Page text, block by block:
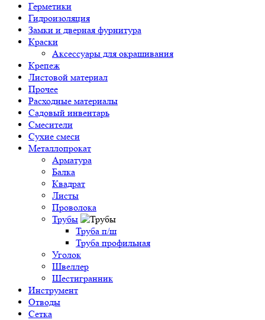
Герметики
Гидроизоляция
Замки и дверная фурнитура
Краски
Аксессуары для окрашивания
Крепеж
Листовой материал
Прочее
Расходные материалы
Садовый инвентарь
Смесители
Сухие смеси
Металлопрокат
Арматура
Балка
Квадрат
Листы
Проволока
Трубы
Труба п/ш
Труба профильная
Уголок
Швеллер
Шестигранник
Инструмент
Отводы
Сетка